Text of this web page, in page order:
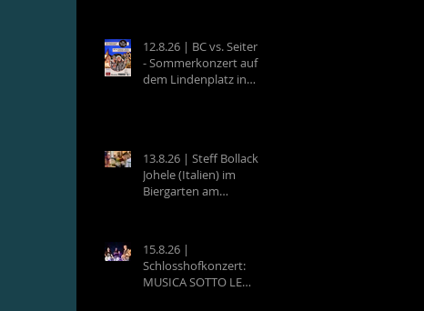
12.8.26 | BC vs. Seiterle
- Sommerkonzert auf
dem Lindenplatz in
13.8.26 | Steff Bollack &
Johele (Italien) im
Biergarten am
15.8.26 |
Schlosshofkonzert:
MUSICA SOTTO LE